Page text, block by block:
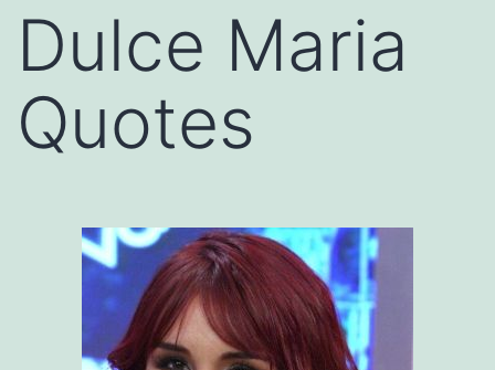
Dulce Maria
Quotes